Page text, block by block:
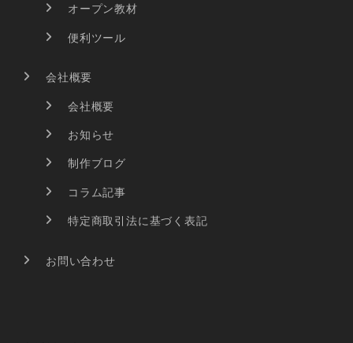
オープン教材
便利ツール
会社概要
会社概要
お知らせ
制作ブログ
コラム記事
特定商取引法に基づく表記
お問い合わせ